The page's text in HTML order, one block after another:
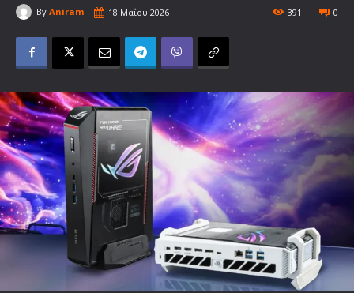
By Aniram 18 Μαΐου 2026 0
391